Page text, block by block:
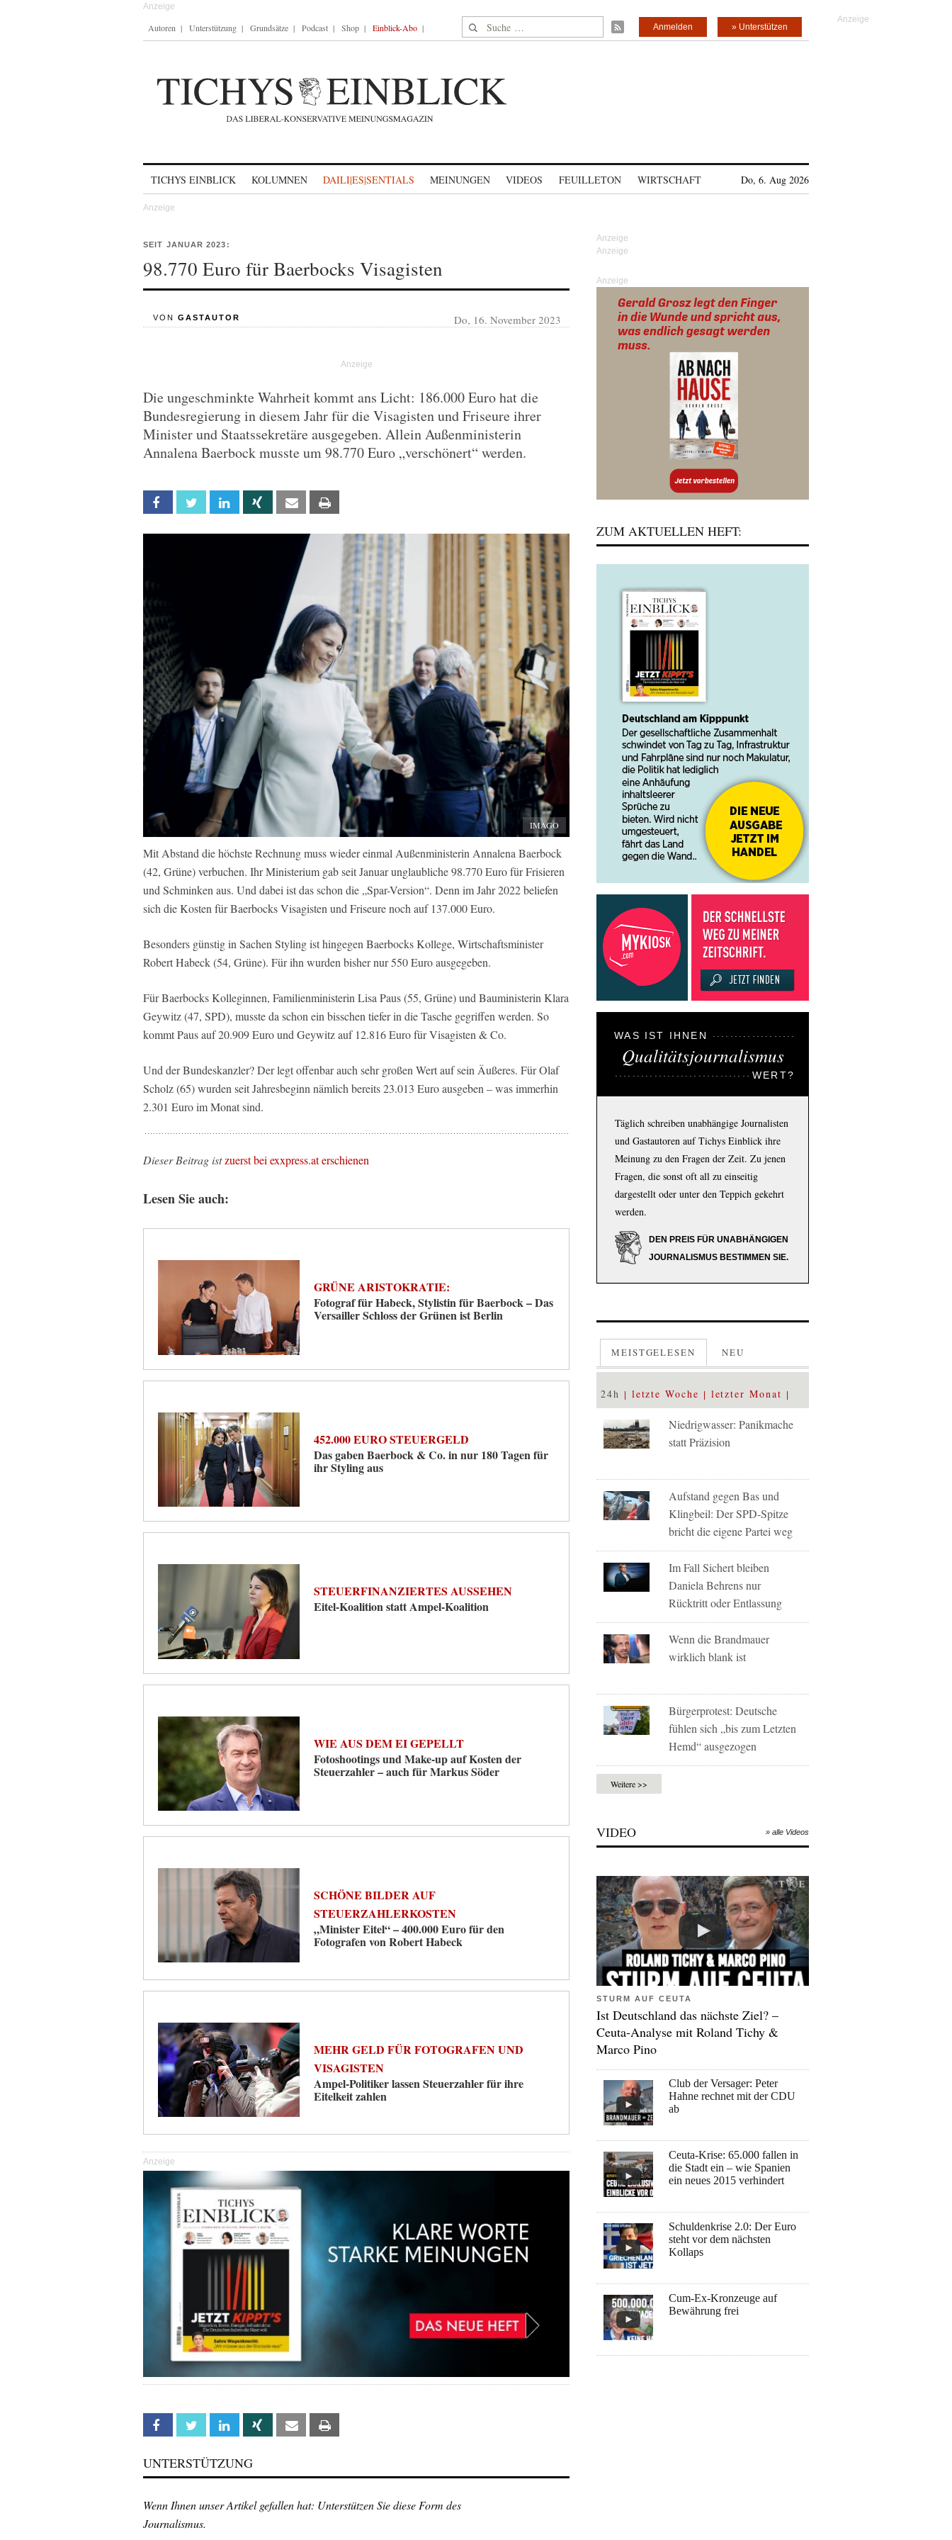
Autoren Unterstützung Grundsätze Podcast Shop Einblick-Abo Suche nach: » Unterstützen
Anmelden
TICHYS EINBLICK KOLUMNEN DAILI|ES|SENTIALS MEINUNGEN VIDEOS FEUILLETON WIRTSCHAFT Do, 6. Aug 2026
SEIT JANUAR 2023:
98.770 Euro für Baerbocks Visagisten
VON GASTAUTOR Do, 16. November 2023
Die ungeschminkte Wahrheit kommt ans Licht: 186.000 Euro hat die
Bundesregierung in diesem Jahr für die Visagisten und Friseure ihrer
Minister und Staatssekretäre ausgegeben. Allein Außenministerin
Annalena Baerbock musste um 98.770 Euro „verschönert“ werden.
Facebook Twitter Linkedin Xing Email
IMAGO
Mit Abstand die höchste Rechnung muss wieder einmal Außenministerin Annalena Baerbock
(42, Grüne) verbuchen. Ihr Ministerium gab seit Januar unglaubliche 98.770 Euro für Frisieren
und Schminken aus. Und dabei ist das schon die „Spar-Version“. Denn im Jahr 2022 beliefen
sich die Kosten für Baerbocks Visagisten und Friseure noch auf 137.000 Euro.
Besonders günstig in Sachen Styling ist hingegen Baerbocks Kollege, Wirtschaftsminister
Robert Habeck (54, Grüne). Für ihn wurden bisher nur 550 Euro ausgegeben.
Für Baerbocks Kolleginnen, Familienministerin Lisa Paus (55, Grüne) und Bauministerin Klara
Geywitz (47, SPD), musste da schon ein bisschen tiefer in die Tasche gegriffen werden. So
kommt Paus auf 20.909 Euro und Geywitz auf 12.816 Euro für Visagisten & Co.
Und der Bundeskanzler? Der legt offenbar auch sehr großen Wert auf sein Äußeres. Für Olaf
Scholz (65) wurden seit Jahresbeginn nämlich bereits 23.013 Euro ausgeben – was immerhin
2.301 Euro im Monat sind.
Dieser Beitrag istzuerst bei exxpress.at erschienen
Lesen Sie auch:
GRÜNE ARISTOKRATIE:
Fotograf für Habeck, Stylistin für Baerbock – Das
Versailler Schloss der Grünen ist Berlin
452.000 EURO STEUERGELD
Das gaben Baerbock & Co. in nur 180 Tagen für
ihr Styling aus
STEUERFINANZIERTES AUSSEHEN
Eitel-Koalition statt Ampel-Koalition
WIE AUS DEM EI GEPELLT
Fotoshootings und Make-up auf Kosten der
Steuerzahler – auch für Markus Söder
SCHÖNE BILDER AUF
STEUERZAHLERKOSTEN
„Minister Eitel“ – 400.000 Euro für den
Fotografen von Robert Habeck
MEHR GELD FÜR FOTOGRAFEN UND
VISAGISTEN
Ampel-Politiker lassen Steuerzahler für ihre
Eitelkeit zahlen
Anzeige
Facebook Twitter Linkedin Xing Email
UNTERSTÜTZUNG
Wenn Ihnen unser Artikel gefallen hat: Unterstützen Sie diese Form des
Journalismus.
Anzeige
ZUM AKTUELLEN HEFT:
WAS IST IHNEN
Qualitätsjournalismus
WERT?
Täglich schreiben unabhängige Journalisten
und Gastautoren auf Tichys Einblick ihre
Meinung zu den Fragen der Zeit. Zu jenen
Fragen, die sonst oft all zu einseitig
dargestellt oder unter den Teppich gekehrt
werden.
DEN PREIS FÜR UNABHÄNGIGEN
JOURNALISMUS BESTIMMEN SIE.
MEISTGELESEN NEU
24h letzte Woche letzter Monat
Niedrigwasser: Panikmache
statt Präzision
Aufstand gegen Bas und
Klingbeil: Der SPD-Spitze
bricht die eigene Partei weg
Im Fall Sichert bleiben
Daniela Behrens nur
Rücktritt oder Entlassung
Wenn die Brandmauer
wirklich blank ist
Bürgerprotest: Deutsche
fühlen sich „bis zum Letzten
Hemd“ ausgezogen
Weitere >>
VIDEO » alle Videos
STURM AUF CEUTA
Ist Deutschland das nächste Ziel? –
Ceuta-Analyse mit Roland Tichy &
Marco Pino
Club der Versager: Peter
Hahne rechnet mit der CDU
ab
Ceuta-Krise: 65.000 fallen in
die Stadt ein – wie Spanien
ein neues 2015 verhindert
Schuldenkrise 2.0: Der Euro
steht vor dem nächsten
Kollaps
Cum-Ex-Kronzeuge auf
Bewährung frei